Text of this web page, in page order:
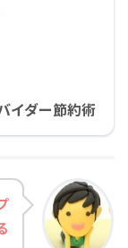
イダー節約術